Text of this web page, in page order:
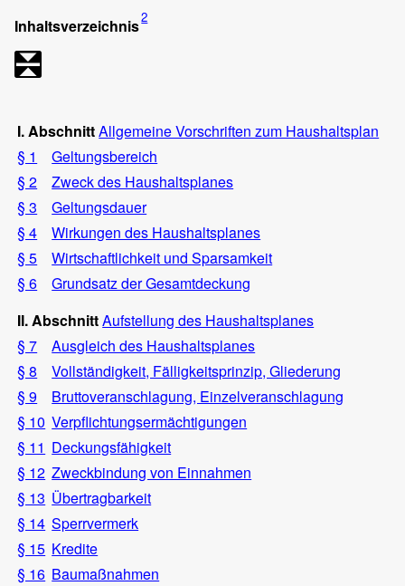
Inhaltsverzeichnis2
I. AbschnittAllgemeine Vorschriften zum Haushaltsplan
§ 1
Geltungsbereich
§ 2
Zweck des Haushaltsplanes
§ 3
Geltungsdauer
§ 4
Wirkungen des Haushaltsplanes
§ 5
Wirtschaftlichkeit und Sparsamkeit
§ 6
Grundsatz der Gesamtdeckung
II. AbschnittAufstellung des Haushaltsplanes
§ 7
Ausgleich des Haushaltsplanes
§ 8
Vollständigkeit, Fälligkeitsprinzip, Gliederung
§ 9
Bruttoveranschlagung, Einzelveranschlagung
§ 10 Verpflichtungsermächtigungen
§ 11 Deckungsfähigkeit
§ 12 Zweckbindung von Einnahmen
§ 13 Übertragbarkeit
§ 14 Sperrvermerk
§ 15 Kredite
§ 16 Baumaßnahmen